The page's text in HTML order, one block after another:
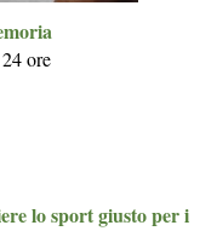
ore
lo sport giusto per i